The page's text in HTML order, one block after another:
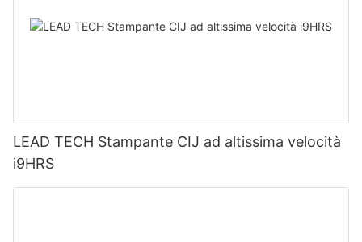
LEAD TECH Stampante CIJ ad altissima velocità
i9HRS